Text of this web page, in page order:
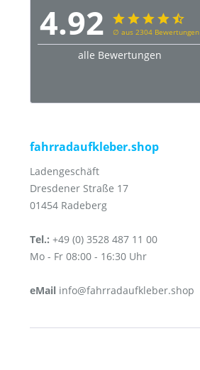
4.92∅ aus 2304 Bewertungen
alle Bewertungen
fahrradaufkleber.shop
Ladengeschäft
Dresdener Straße 17
01454 Radeberg
Tel.: +49 (0) 3528 487 11 00
Mo - Fr 08:00 - 16:30 Uhr
eMail info@fahrradaufkleber.shop